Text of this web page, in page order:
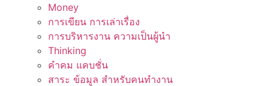
Money
การเขียน การเล่าเรื่อง
การบริหารงาน ความเป็นผู้นำ
Thinking
คำคม แคบชั่น
สาระ ข้อมูล สำหรับคนทำงาน